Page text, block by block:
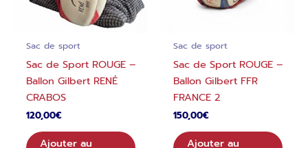
Sac de sport
Sac de Sport ROUGE –
Ballon Gilbert RENÉ
CRABOS
120,00€
Ajouter au
Sac de sport
Sac de Sport ROUGE –
Ballon Gilbert FFR
FRANCE 2
150,00€
Ajouter au